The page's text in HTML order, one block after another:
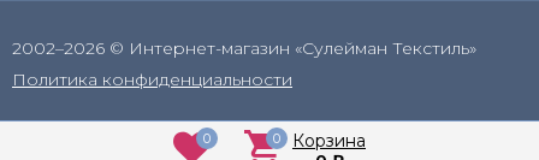
2002–2026 © Интернет-магазин «Сулейман Текстиль»
Политика конфиденциальности
0 0 Корзина